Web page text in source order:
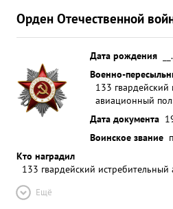
Орден Отечественной
Дата рождения
Военно-
133 гвардейский
авиационный
Дата документа
Воинское звание
Кто наградил
133 гвардейский
Ещё